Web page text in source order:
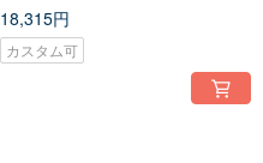
Earcuff
18,315円
カスタム可